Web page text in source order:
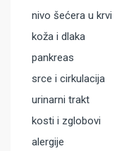
nivo šećera u krvi
koža i dlaka
pankreas
srce i cirkulacija
urinarni trakt
kosti i zglobovi
alergije